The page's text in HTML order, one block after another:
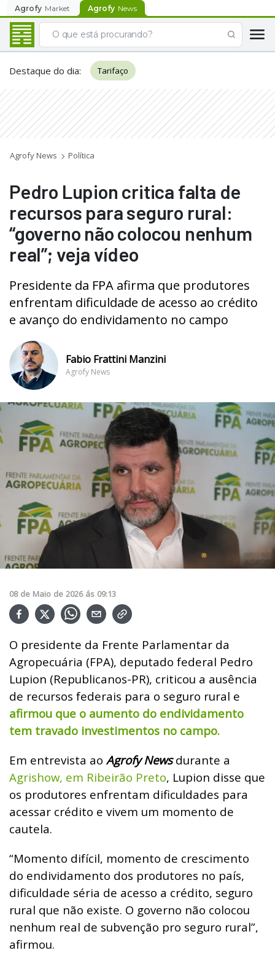
Agrofy Market Agrofy News
Destaque do dia: Tarifaço
Agrofy News Política
Pedro Lupion critica falta de
recursos para seguro rural:
“governo não colocou nenhum
real”; veja vídeo
Presidente da FPA afirma que produtores
enfrentam dificuldade de acesso ao crédito
e avanço do endividamento no campo
Fabio Frattini Manzini
Agrofy News
08 de Maio de 2026 ás 09:13
O presidente da Frente Parlamentar da
Agropecuária (FPA), deputado federal Pedro
Lupion (Republicanos-PR), criticou a ausência
de recursos federais para o seguro rural e
afirmou que o aumento do endividamento
tem travado investimentos no campo.
Em entrevista ao Agrofy Newsdurante a
Agrishow, em Ribeirão Preto, Lupion disse que
os produtores enfrentam dificuldades para
acessar crédito e vivem um momento de
cautela.
“Momento difícil, momento de crescimento
do endividamento dos produtores no país,
dificuldade séria de acesso a crédito, seguro
rural que não existe. O governo não colocou
nenhum real de subvenção pro seguro rural”,
afirmou.